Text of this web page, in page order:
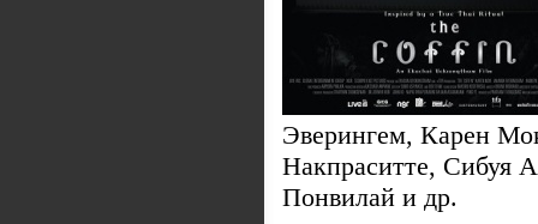
Эверингем, Карен
Накпраситте, Сибуя
Понвилай и др.